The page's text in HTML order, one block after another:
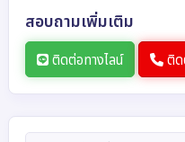
สอบถามเพิ่มเติม
ติดต่อทางไลน์ ติด